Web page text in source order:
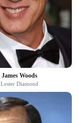
James Woods
Lester Diamond